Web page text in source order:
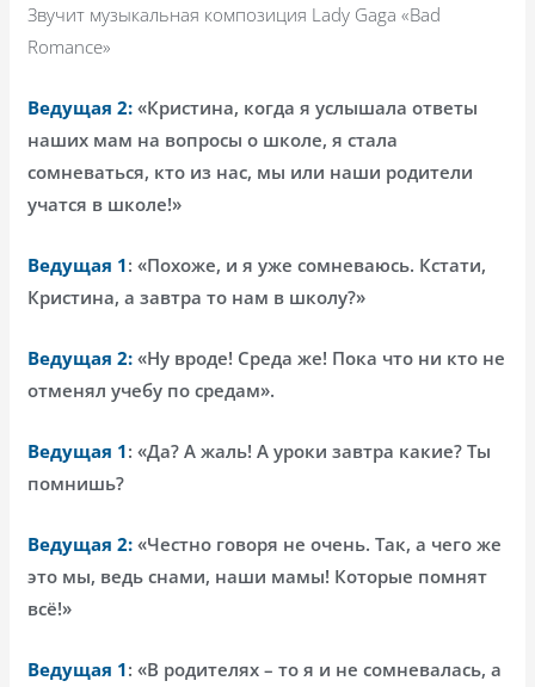
Звучит музыкальная композиция Lady Gaga «Bad
Romance»
Ведущая 2: «Кристина, когда я услышала ответы
наших мам на вопросы о школе, я стала
сомневаться, кто из нас, мы или наши родители
учатся в школе!»
Ведущая 1: «Похоже, и я уже сомневаюсь. Кстати,
Кристина, а завтра то нам в школу?»
Ведущая 2: «Ну вроде! Среда же! Пока что ни кто не
отменял учебу по средам».
Ведущая 1: «Да? А жаль! А уроки завтра какие? Ты
помнишь?
Ведущая 2: «Честно говоря не очень. Так, а чего же
это мы, ведь снами, наши мамы! Которые помнят
всё!»
Ведущая 1: «В родителях – то я и не сомневалась, а